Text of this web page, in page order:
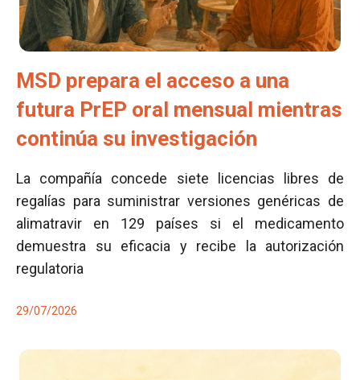
MSD prepara el acceso a una
futura PrEP oral mensual mientras
continúa su investigación
La compañía concede siete licencias libres de
regalías para suministrar versiones genéricas de
alimatravir en 129 países si el medicamento
demuestra su eficacia y recibe la autorización
regulatoria
29/07/2026